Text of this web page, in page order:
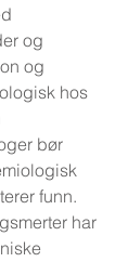
og
og
hos
bør
funn.
har